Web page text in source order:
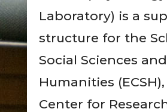
Laboratory) is a
structure for the
Social Sciences and
Humanities
Center for